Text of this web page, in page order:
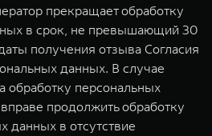
прекращает обработку
в срок, не превышающий 30
получения отзыва Согласия
данных. В случае
обработку персональных
продолжить обработку
данных в отсутствие